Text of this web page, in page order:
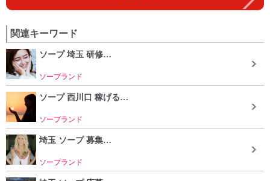
関連キーワード
ソープ 埼玉 研修…
ソープランド
ソープ 西川口 稼げる…
ソープランド
埼玉 ソープ 募集…
ソープランド